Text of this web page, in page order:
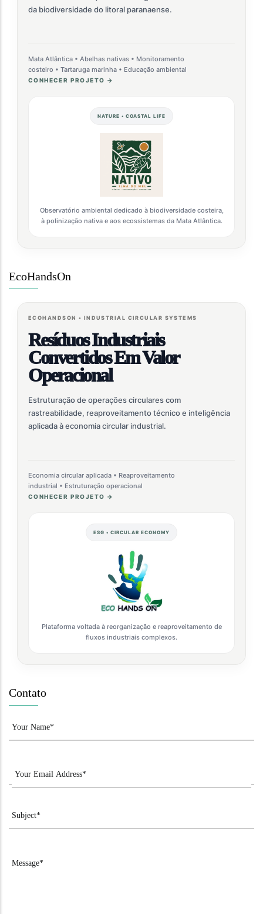
da biodiversidade do litoral paranaense.
Mata Atlântica • Abelhas nativas • Monitoramento
costeiro • Tartaruga marinha • Educação ambiental
CONHECER PROJETO →
NATURE • COASTAL LIFE
Observatório ambiental dedicado à biodiversidade costeira,
à polinização nativa e aos ecossistemas da Mata Atlântica.
EcoHandsOn
ECOHANDSON • INDUSTRIAL CIRCULAR SYSTEMS
Resíduos Industriais
Convertidos Em Valor
Operacional
Estruturação de operações circulares com
rastreabilidade, reaproveitamento técnico e inteligência
aplicada à economia circular industrial.
Economia circular aplicada • Reaproveitamento
industrial • Estruturação operacional
CONHECER PROJETO →
ESG • CIRCULAR ECONOMY
Plataforma voltada à reorganização e reaproveitamento de
fluxos industriais complexos.
Contato